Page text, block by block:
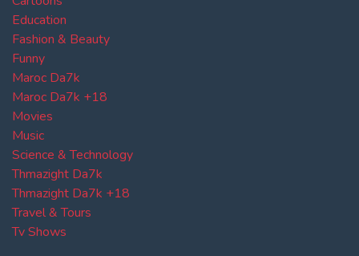
Education
Fashion & Beauty
Funny
Maroc Da7k
Maroc Da7k +18
Movies
Music
Science & Technology
Thmazight Da7k
Thmazight Da7k +18
Travel & Tours
Tv Shows